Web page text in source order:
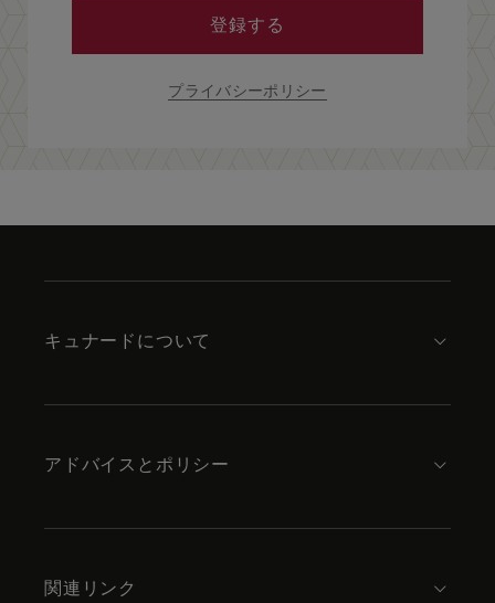
登録する
プライバシーポリシー
キュナードについて
アドバイスとポリシー
関連リンク